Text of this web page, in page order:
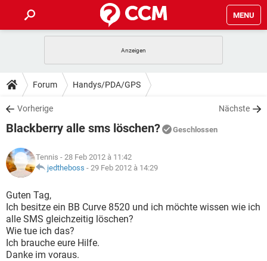
MENU
ANDROID IOS
WINDOWS 10
WHATSAPP TIKTOK
FACEBOOK
TIPPS & TRICKS
SPIELE STREAMING
WHATSAPP
FACEBOOK
DOWNLOADS
SPIELE STREAMING
ANDROID
WINDOWS 10 INSTAGRAM
WHATSAPP
FACEBOOK HARDWARE
SPIELE
ANDROID
WINDOWS 10
WHATSAPP
FACEBOOK
LEXIKON
SPIELE
ANDROID IOS
WINDOWS 10
WHATSAPP
Forum Handys/PDA/GPS
Vorherige Nächste
Blackberry alle sms löschen? Geschlossen
Tennis - 28 Feb 2012 à 11:42
jedtheboss - 29 Feb 2012 à 14:29
Guten Tag,
Ich besitze ein BB Curve 8520 und ich möchte wissen wie ich
alle SMS gleichzeitig löschen?
Wie tue ich das?
Ich brauche eure Hilfe.
Danke im voraus.